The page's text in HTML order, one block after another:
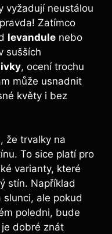
vyžadují neustálou
Zatímco
levandule nebo
sušších
, ocení trochu
může usnadnit
květy i bez
že trvalky na
To sice platí pro
varianty, které
stín. Například
slunci, ale pokud
poledni, bude
dobré znát